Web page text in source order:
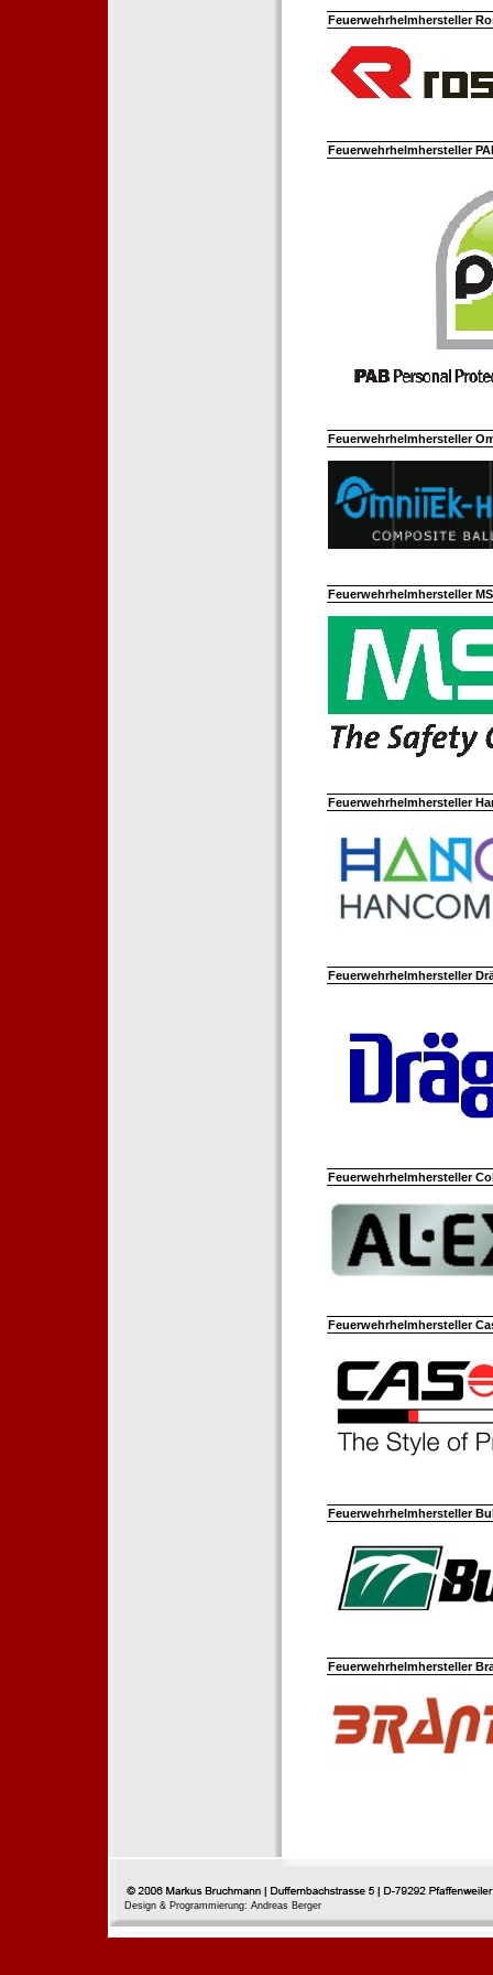
Feuerwehrhelmhersteller
Feuerwehrhelmhersteller
Feuerwehrhelmhersteller
Feuerwehrhelmhersteller
Feuerwehrhelmhersteller
Feuerwehrhelmhersteller
Feuerwehrhelmhersteller
Feuerwehrhelmhersteller
Feuerwehrhelmhersteller
Feuerwehrhelmhersteller
Design & Programmierung: Andreas Berger